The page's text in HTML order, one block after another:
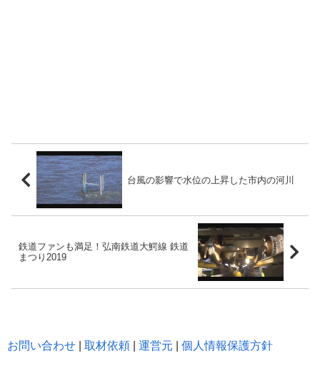
台風の影響で水位の上昇した市内の河川
鉄道ファンも満足！弘南鉄道大鰐線 鉄道
まつり2019
お問い合わせ 取材依頼 運営元 個人情報保護方針